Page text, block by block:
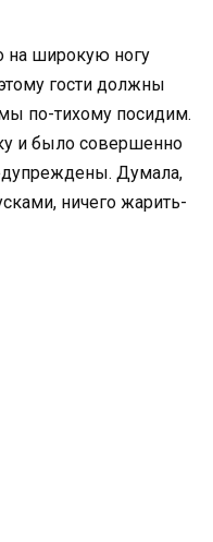
на широкую ногу
гости должны
по-тихому посидим.
и было совершенно
Думала,
ничего жарить-